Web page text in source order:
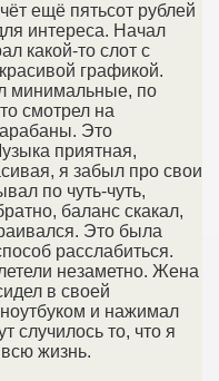
ещё пятьсот рублей
интереса. Начал
какой-то слот с
графикой.
минимальные, по
смотрел на
Это
приятная,
я забыл про свои
по чуть-чуть,
баланс скакал,
Это была
расслабиться.
незаметно. Жена
в своей
и нажимал
случилось то, что я
жизнь.